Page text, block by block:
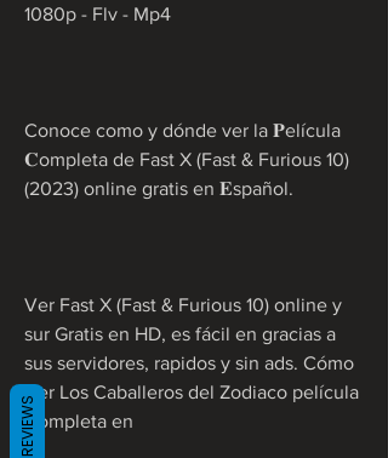
1080p - Flv - Mp4
Conoce como y dónde ver la 𝐏elícula
𝐂ompleta de Fast X (Fast & Furious 10)
(2023) online gratis en 𝐄spañol.
Ver Fast X (Fast & Furious 10) online y
sur Gratis en HD, es fácil en gracias a
sus servidores, rapidos y sin ads. Cómo
Ver Los Caballeros del Zodiaco película
Completa en
REVIEWS